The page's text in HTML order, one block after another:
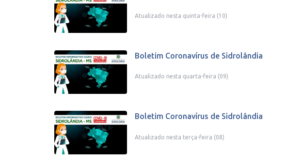
Atualizado nesta quinta-feira (10)
Boletim Coronavírus de Sidrolândia
Atualizado nesta quarta-feira (09)
Boletim Coronavírus de Sidrolândia
Atualizado nesta terça-feira (08)